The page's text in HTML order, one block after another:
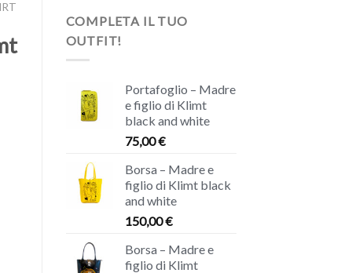
COMPLETA IL TUO
OUTFIT!
Portafoglio – Madre
e figlio di Klimt
black and white
75,00€
Borsa – Madre e
figlio di Klimt black
and white
150,00€
Borsa – Madre e
figlio di Klimt